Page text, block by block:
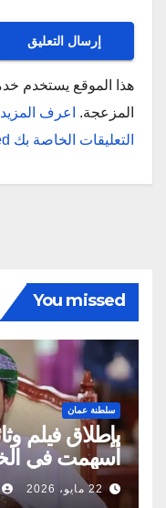
هذا الموقع يستخدم
المزعجة.
اعرف
التعليقات الخاصة بك processed
You missed
سلطنة عمان
بإطلاق فيلم
أسهمت في
22 مايو، 2026